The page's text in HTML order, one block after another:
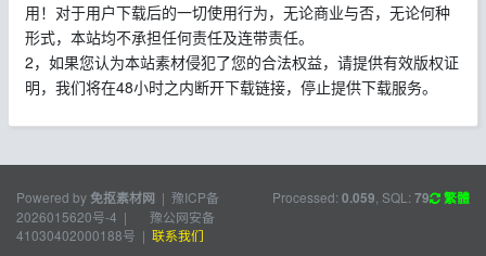
用！对于用户下载后的一切使用行为，无论商业与否，无论何种
形式，本站均不承担任何责任及连带责任。
2，如果您认为本站素材侵犯了您的合法权益，请提供有效版权证
明，我们将在48小时之内断开下载链接，停止提供下载服务。
Powered by免抠素材网 | 豫ICP备
2026015620号-4 |
豫公网安备
41030402000188号 | 联系我们
Processed: 0.059 , SQL: 79 繁體